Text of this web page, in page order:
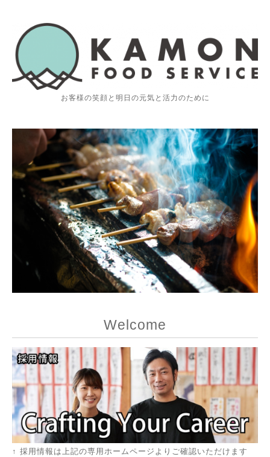
お客様の笑顔と明日の元気と活力のために
Welcome
↑ 採用情報は上記の専用ホームページよりご確認いただけます